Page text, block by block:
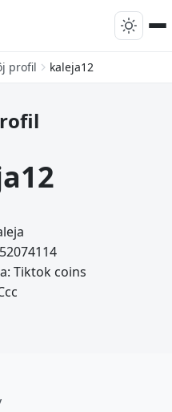
profil kaleja12
Tiktok coins